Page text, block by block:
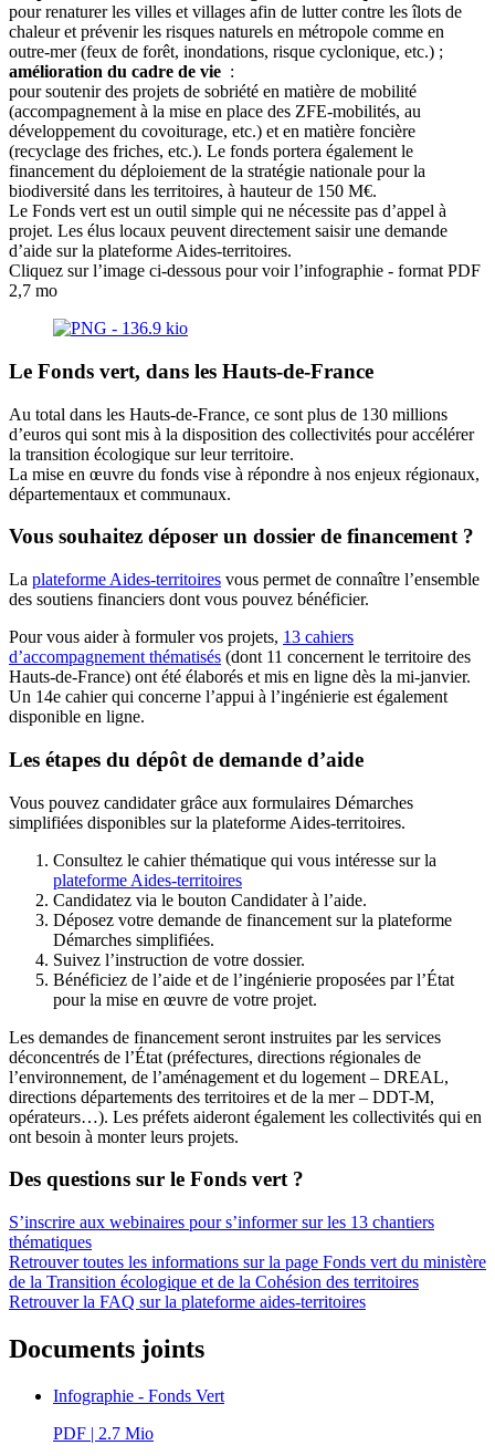
pour renaturer les villes et villages afin de lutter contre les îlots de
chaleur et prévenir les risques naturels en métropole comme en
outre-mer (feux de forêt, inondations, risque cyclonique, etc.) ;
amélioration du cadre de vie :
pour soutenir des projets de sobriété en matière de mobilité
(accompagnement à la mise en place des ZFE-mobilités, au
développement du covoiturage, etc.) et en matière foncière
(recyclage des friches, etc.). Le fonds portera également le
financement du déploiement de la stratégie nationale pour la
biodiversité dans les territoires, à hauteur de 150 M€.
Le Fonds vert est un outil simple qui ne nécessite pas d’appel à
projet. Les élus locaux peuvent directement saisir une demande
d’aide sur la plateforme Aides-territoires.
Cliquez sur l’image ci-dessous pour voir l’infographie - format PDF
2,7 mo
Le Fonds vert, dans les Hauts-de-France
Au total dans les Hauts-de-France, ce sont plus de 130 millions
d’euros qui sont mis à la disposition des collectivités pour accélérer
la transition écologique sur leur territoire.
La mise en œuvre du fonds vise à répondre à nos enjeux régionaux,
départementaux et communaux.
Vous souhaitez déposer un dossier de financement ?
La plateforme Aides-territoires vous permet de connaître l’ensemble
des soutiens financiers dont vous pouvez bénéficier.
Pour vous aider à formuler vos projets, 13 cahiers
d’accompagnement thématisés (dont 11 concernent le territoire des
Hauts-de-France) ont été élaborés et mis en ligne dès la mi-janvier.
Un 14e cahier qui concerne l’appui à l’ingénierie est également
disponible en ligne.
Les étapes du dépôt de demande d’aide
Vous pouvez candidater grâce aux formulaires Démarches
simplifiées disponibles sur la plateforme Aides-territoires.
Consultez le cahier thématique qui vous intéresse sur la
plateforme Aides-territoires
Candidatez via le bouton Candidater à l’aide.
Déposez votre demande de financement sur la plateforme
Démarches simplifiées.
Suivez l’instruction de votre dossier.
Bénéficiez de l’aide et de l’ingénierie proposées par l’État
pour la mise en œuvre de votre projet.
Les demandes de financement seront instruites par les services
déconcentrés de l’État (préfectures, directions régionales de
l’environnement, de l’aménagement et du logement – DREAL,
directions départements des territoires et de la mer – DDT-M,
opérateurs…). Les préfets aideront également les collectivités qui en
ont besoin à monter leurs projets.
Des questions sur le Fonds vert ?
S’inscrire aux webinaires pour s’informer sur les 13 chantiers
thématiques
Retrouver toutes les informations sur la page Fonds vert du ministère
de la Transition écologique et de la Cohésion des territoires
Retrouver la FAQ sur la plateforme aides-territoires
Documents joints
Infographie - Fonds Vert
PDF | 2.7 Mio